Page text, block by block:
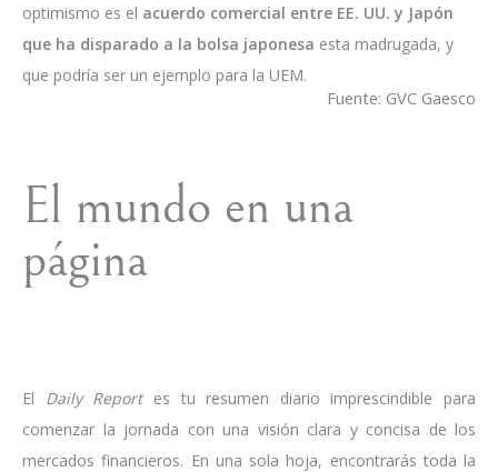
optimismo es el acuerdo comercial entre EE. UU. y Japón
que ha disparado a la bolsa japonesa esta madrugada, y
que podría ser un ejemplo para la UEM.
Fuente: GVC Gaesco
El mundo en una
página
El Daily Reportes tu resumen diario imprescindible para
comenzar la jornada con una visión clara y concisa de los
mercados financieros. En una sola hoja, encontrarás toda la